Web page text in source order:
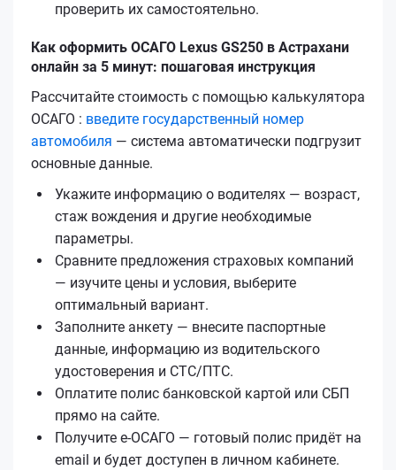
проверить их самостоятельно.
Как оформить ОСАГО Lexus GS250 в Астрахани
онлайн за 5 минут: пошаговая инструкция
Рассчитайте стоимость с помощью калькулятора
ОСАГО : введите государственный номер
автомобиля — система автоматически подгрузит
основные данные.
Укажите информацию о водителях — возраст,
стаж вождения и другие необходимые
параметры.
Сравните предложения страховых компаний
— изучите цены и условия, выберите
оптимальный вариант.
Заполните анкету — внесите паспортные
данные, информацию из водительского
удостоверения и СТС/ПТС.
Оплатите полис банковской картой или СБП
прямо на сайте.
Получите е‑ОСАГО — готовый полис придёт на
email и будет доступен в личном кабинете.